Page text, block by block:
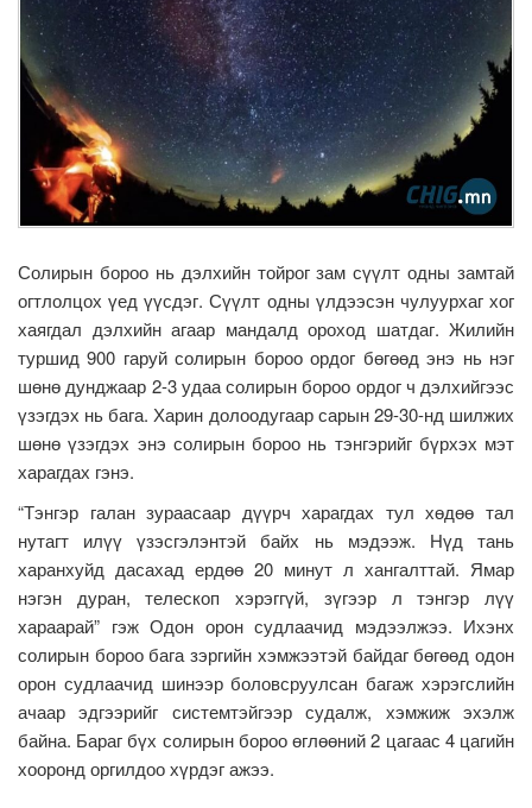
Солирын бороо нь дэлхийн тойрог зам сүүлт одны замтай
огтлолцох үед үүсдэг. Сүүлт одны үлдээсэн чулуурхаг хог
хаягдал дэлхийн агаар мандалд ороход шатдаг. Жилийн
туршид 900 гаруй солирын бороо ордог бөгөөд энэ нь нэг
шөнө дунджаар 2-3 удаа солирын бороо ордог ч дэлхийгээс
үзэгдэх нь бага. Харин долоодугаар сарын 29-30-нд шилжих
шөнө үзэгдэх энэ солирын бороо нь тэнгэрийг бүрхэх мэт
харагдах гэнэ.
“Тэнгэр галан зураасаар дүүрч харагдах тул хөдөө тал
нутагт илүү үзэсгэлэнтэй байх нь мэдээж. Нүд тань
харанхуйд дасахад ердөө 20 минут л хангалттай. Ямар
нэгэн дуран, телескоп хэрэггүй, зүгээр л тэнгэр лүү
хараарай” гэж Одон орон судлаачид мэдээлжээ. Ихэнх
солирын бороо бага зэргийн хэмжээтэй байдаг бөгөөд одон
орон судлаачид шинээр боловсруулсан багаж хэрэгслийн
ачаар эдгээрийг системтэйгээр судалж, хэмжиж эхэлж
байна. Бараг бүх солирын бороо өглөөний 2 цагаас 4 цагийн
хооронд оргилдоо хүрдэг ажээ.